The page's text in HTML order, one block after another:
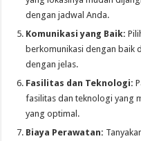
dengan jadwal Anda.
Komunikasi yang Baik:
berkomunikasi dengan baik
dengan jelas.
Fasilitas dan Teknologi:
fasilitas dan teknologi yang
yang optimal.
Biaya Perawatan: